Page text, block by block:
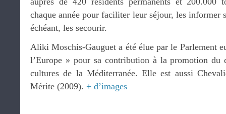
chaque année pour faciliter leur séjour, les informer
échéant, les secourir.
Aliki Moschis-Gauguet a été élue par le Parlement
l’Europe » pour sa contribution à la promotion du
cultures de la Méditerranée. Elle est aussi
Mérite (2009). + d’images